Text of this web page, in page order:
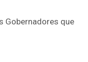
Gobernadores que